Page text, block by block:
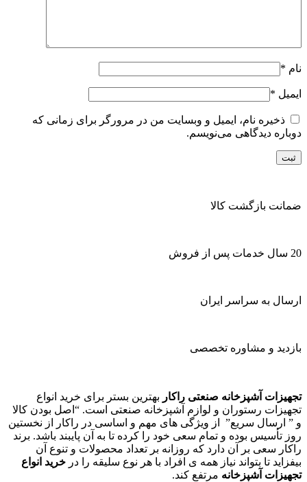
نام *
ایمیل *
ذخیره نام، ایمیل و وبسایت من در مرورگر برای زمانی که
دوباره دیدگاهی می‌نویسم.
ضمانت بازگشت کالا
20 سال خدمات پس از فروش
ارسال به سراسر ایران
بازدید و مشاوره تخصصی
تجهیزات آشپزخانه صنعتی راکار بهترین بستر برای خرید انواع
تجهیزات رستوران و لوازم آشپزخانه صنعتی است. “اصل بودن کالا
و ” ارسال سریع” از ویژگی های مهم و اساسی در راکار از نخستین
روز تأسیس بوده و تمام سعی خود را کرده تا به آن پایبند باشد. برند
راکار سعی بر آن دارد که روزانه بر تعداد محصولات و تنوع آن
بیفزاید تا بتواند نیاز همه ی افراد با هر نوع سلیقه را در خرید انواع
تجهیزات آشپزخانه مرتفع کند.